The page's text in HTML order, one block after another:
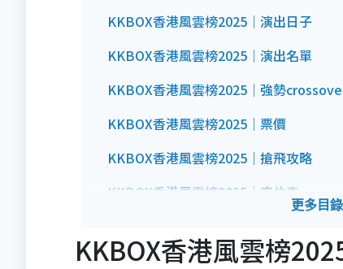
KKBOX香港風雲榜2025｜演出日子
KKBOX香港風雲榜2025｜演出名單
KKBOX香港風雲榜2025｜強勢
KKBOX香港風雲榜2025｜票價
KKBOX香港風雲榜2025｜搶飛攻略
KKBOX香港風雲榜2025｜座位表
KKBOX香港風雲榜